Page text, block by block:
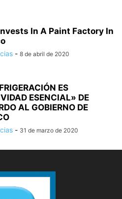
In A Paint Factory In
- 8 de abril de 2020
ES
ESENCIAL» DE
AL GOBIERNO DE
- 31 de marzo de 2020